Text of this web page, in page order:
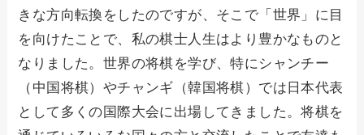
きな方向転換をしたのですが、そこで「世界」に目
を向けたことで、私の棋士人生はより豊かなものと
なりました。世界の将棋を学び、特にシャンチー
（中国将棋）やチャンギ（韓国将棋）では日本代表
として多くの国際大会に出場してきました。将棋を